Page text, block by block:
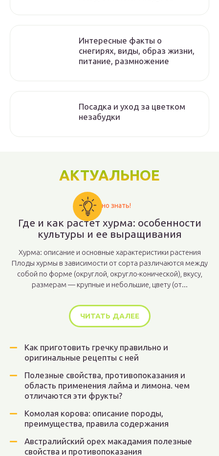
Интересные факты о
снегирях, виды, образ жизни,
питание, размножение
Посадка и уход за цветком
незабудки
АКТУАЛЬНОЕ
Важно знать!
Где и как растет хурма: особенности
культуры и ее выращивания
Хурма: описание и основные характеристики растения
Плоды хурмы в зависимости от сорта различаются между
собой по форме (округлой, округло-конической), вкусу,
размерам — крупные и небольшие, цвету (от...
ЧИТАТЬ ДАЛЕЕ
Как приготовить гречку правильно и
оригинальные рецепты с ней
Полезные свойства, противопоказания и
область применения лайма и лимона. чем
отличаются эти фрукты?
Комолая корова: описание породы,
преимущества, правила содержания
Австралийский орех макадамия полезные
свойства и противопоказания